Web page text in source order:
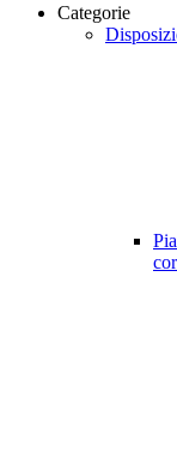
Categorie